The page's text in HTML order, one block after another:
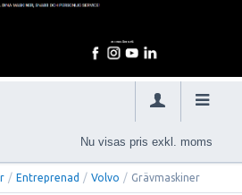
Nu visas pris exkl. moms
/ Entreprenad / Volvo / Grävmaskiner